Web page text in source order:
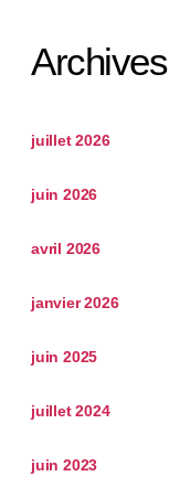
Archives
juillet 2026
juin 2026
avril 2026
janvier 2026
juin 2025
juillet 2024
juin 2023